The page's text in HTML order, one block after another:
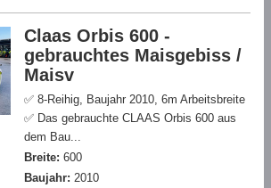
Claas Orbis 600 -
gebrauchtes Maisgebiss /
Maisv
✅ 8-Reihig, Baujahr 2010, 6m Arbeitsbreite
✅ Das gebrauchte CLAAS Orbis 600 aus
dem Bau...
Breite: 600
Baujahr: 2010